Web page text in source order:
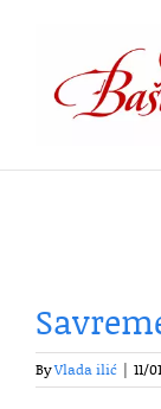
content
ByVlada ilić 11/